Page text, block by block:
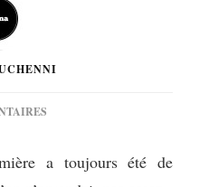
SUR
DEa toujours été de